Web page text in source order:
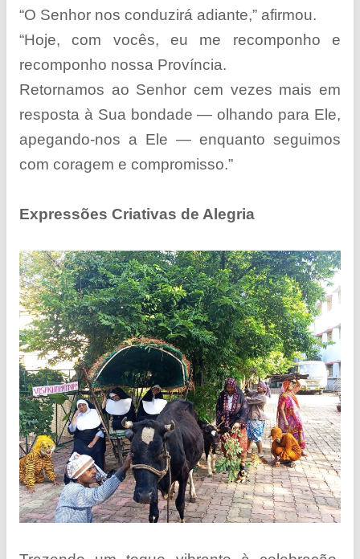
“O Senhor nos conduzirá adiante,” afirmou.
“Hoje, com vocês, eu me recomponho e
recomponho nossa Província.
Retornamos ao Senhor cem vezes mais em
resposta à Sua bondade — olhando para Ele,
apegando-nos a Ele — enquanto seguimos
com coragem e compromisso.”
Expressões Criativas de Alegria